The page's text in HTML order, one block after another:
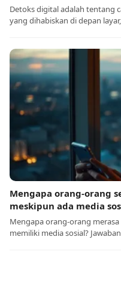
Detoks digital adalah tentang
yang dihabiskan di depan
Mengapa orang-orang
meskipun ada media
Mengapa orang-orang
memiliki media sosial?